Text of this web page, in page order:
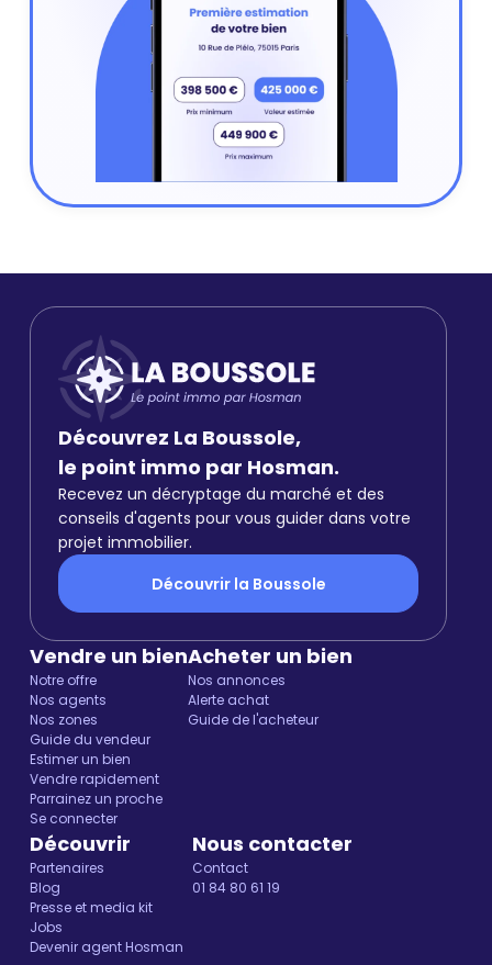
Découvrez La Boussole,
le point immo par Hosman.
Recevez un décryptage du marché et des
conseils d'agents pour vous guider dans votre
projet immobilier.
Découvrir la Boussole
Vendre un bien
Notre offre
Nos agents
Nos zones
Guide du vendeur
Estimer un bien
Vendre rapidement
Parrainez un proche
Se connecter
Acheter un bien
Nos annonces
Alerte achat
Guide de l'acheteur
Découvrir
Partenaires
Blog
Presse et media kit
Jobs
Devenir agent Hosman
Nous contacter
Contact
01 84 80 61 19